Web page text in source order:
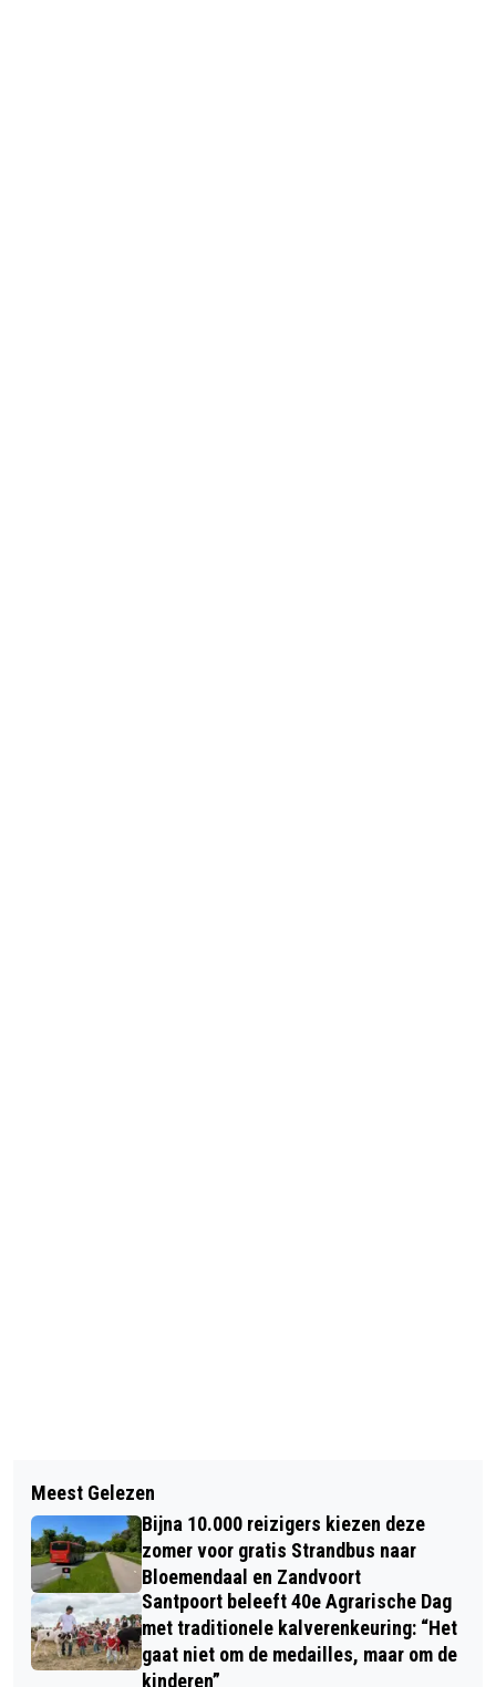
ZOMERVAKANTIE 2020 VERLOOPT
ANDERS
IK BRENG MIJN WEEKEND DOOR MET
JOU IN SCHEVENINGEN
Meest Gelezen
Bijna 10.000 reizigers kiezen deze
zomer voor gratis Strandbus naar
Bloemendaal en Zandvoort
Santpoort beleeft 40e Agrarische Dag
met traditionele kalverenkeuring: “Het
gaat niet om de medailles, maar om de
kinderen”